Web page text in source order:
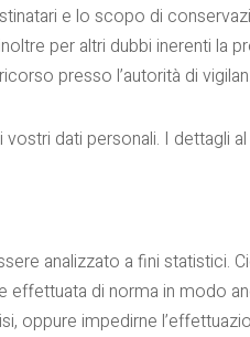
e lo scopo di
per altri dubbi inerenti la
presso l’autorità di
dati personali. I dettagli
analizzato a fini statistici.
effettuata di norma in modo
oppure impedirne